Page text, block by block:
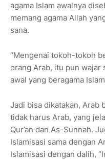
agama Islam awalnya
memang agama Allah
sana.
“Mengenai tokoh-tokoh
orang Arab, itu pun wajar
awal yang beragama
Jadi bisa dikatakan, Arab
tidak harus Arab, yang
Qur’an dan As-Sunnah.
Islamisasi sama dengan
Islamisasi dengan dalih,